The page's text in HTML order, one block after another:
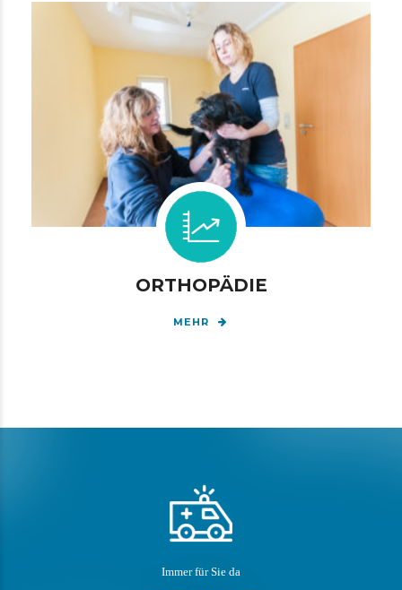
ORTHOPÄDIE
MEHR
Immer für Sie da